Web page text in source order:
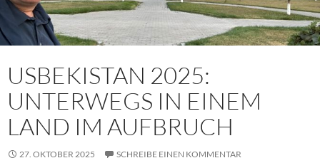
USBEKISTAN 2025:
UNTERWEGS IN EINEM
LAND IM AUFBRUCH
27. OKTOBER 2025 SCHREIBE EINEN KOMMENTAR